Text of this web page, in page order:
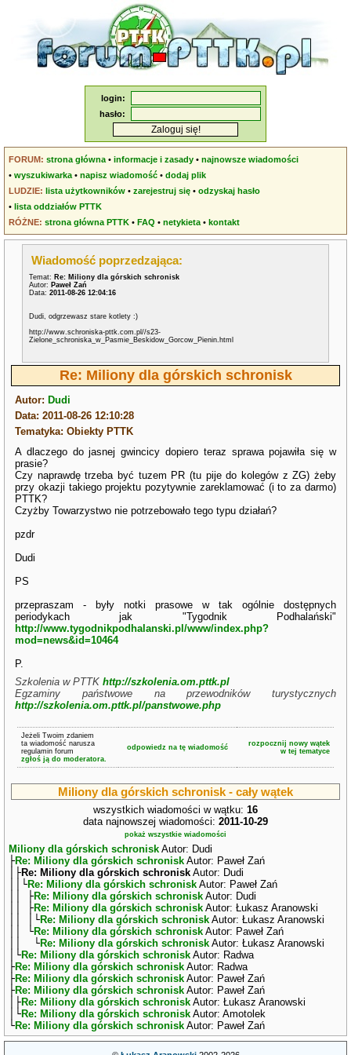
login:
hasło:
FORUM: strona główna •informacje i zasady •najnowsze wiadomości
•wyszukiwarka •napisz wiadomość •dodaj plik
LUDZIE: lista użytkowników •zarejestruj się •odzyskaj hasło
•lista oddziałów PTTK
RÓŻNE: strona główna PTTK •FAQ •netykieta •kontakt
Wiadomość poprzedzająca:
Temat: Re: Miliony dla górskich schronisk
Autor: Paweł Zań
Data:2011-08-26 12:04:16
Dudi, odgrzewasz stare kotlety :)
http://www.schroniska-pttk.com.pl//s23-
Zielone_schroniska_w_Pasmie_Beskidow_Gorcow_Pienin.html
Re: Miliony dla górskich schronisk
Autor: Dudi
Data: 2011-08-26 12:10:28
Tematyka: Obiekty PTTK
A dlaczego do jasnej gwincicy dopiero teraz sprawa pojawiła się w
prasie?
Czy naprawdę trzeba być tuzem PR (tu pije do kolegów z ZG) żeby
przy okazji takiego projektu pozytywnie zareklamować (i to za darmo)
PTTK?
Czyżby Towarzystwo nie potrzebowało tego typu działań?
pzdr
Dudi
PS
przepraszam - były notki prasowe w tak ogólnie dostępnych
periodykach jak "Tygodnik Podhalański"
http://www.tygodnikpodhalanski.pl/www/index.php?
mod=news&id=10464
P.
Szkolenia w PTTKhttp://szkolenia.om.pttk.pl
Egzaminy państwowe na przewodników turystycznych
http://szkolenia.om.pttk.pl/panstwowe.php
Jeżeli Twoim zdaniem
ta wiadomość narusza
regulamin forum
zgłoś ją do moderatora.
odpowiedz na tę wiadomość
rozpocznij nowy wątek
w tej tematyce
Miliony dla górskich schronisk - cały wątek
wszystkich wiadomości w wątku: 16
data najnowszej wiadomości: 2011-10-29
pokaż wszystkie wiadomości
Miliony dla górskich schronisk Autor: Dudi
├Re: Miliony dla górskich schronisk Autor: Paweł Zań
│├Re: Miliony dla górskich schronisk Autor: Dudi
││└Re: Miliony dla górskich schronisk Autor: Paweł Zań
││ ├Re: Miliony dla górskich schronisk Autor: Dudi
││ ├Re: Miliony dla górskich schronisk Autor: Łukasz Aranowski
││ │└Re: Miliony dla górskich schronisk Autor: Łukasz Aranowski
││ └Re: Miliony dla górskich schronisk Autor: Paweł Zań
││ └Re: Miliony dla górskich schronisk Autor: Łukasz Aranowski
│└Re: Miliony dla górskich schronisk Autor: Radwa
├Re: Miliony dla górskich schronisk Autor: Radwa
├Re: Miliony dla górskich schronisk Autor: Paweł Zań
├Re: Miliony dla górskich schronisk Autor: Paweł Zań
│├Re: Miliony dla górskich schronisk Autor: Łukasz Aranowski
│└Re: Miliony dla górskich schronisk Autor: Amotolek
└Re: Miliony dla górskich schronisk Autor: Paweł Zań